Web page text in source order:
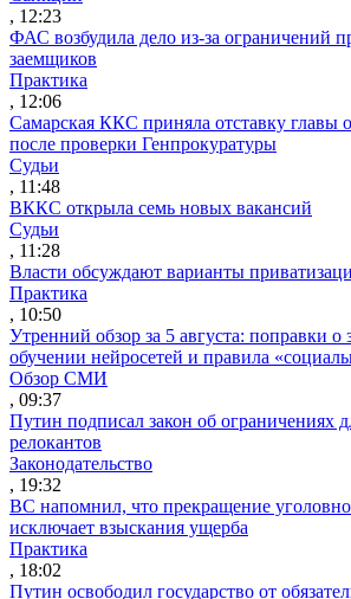
, 12:23
ФАС возбудила дело из-за ограничений
заемщиков
Практика
, 12:06
Самарская ККС приняла отставку главы
после проверки Генпрокуратуры
Судьи
, 11:48
ВККС открыла семь новых вакансий
Судьи
, 11:28
Власти обсуждают варианты
Практика
, 10:50
Утренний обзор за 5 августа: поправки о
обучении нейросетей и правила
Обзор СМИ
, 09:37
Путин подписал закон об ограничениях
релокантов
Законодательство
, 19:32
ВС напомнил, что прекращение
исключает взыскания ущерба
Практика
, 18:02
Путин освободил государство от